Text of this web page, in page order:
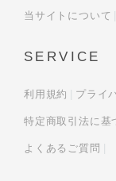
当サイトについて
SERVICE
利用規約 プライ
特定商取引法に基
よくあるご質問